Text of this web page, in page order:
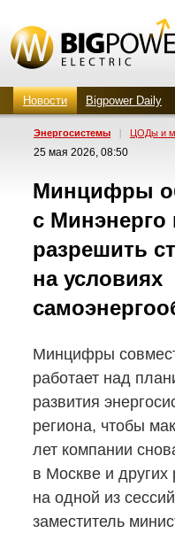
Новости Bigpower Daily
Энергосистемы | ЦОДы и
25 мая 2026, 08:50
Минцифры
с
разрешить
на условиях
Минцифры
работает над
развития
региона, чтобы
лет компании
в Москве и других
на одной из
заместитель